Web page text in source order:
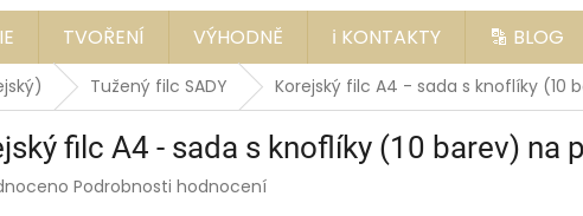
TVOŘENÍ VÝHODNĚ ℹ️ KONTAKTY 🔡 BLOG
Tužený filc SADY Korejský filc A4 - sada s knoflíky (10
filc A4 - sada s knoflíky (10 barev) na
Podrobnosti hodnocení